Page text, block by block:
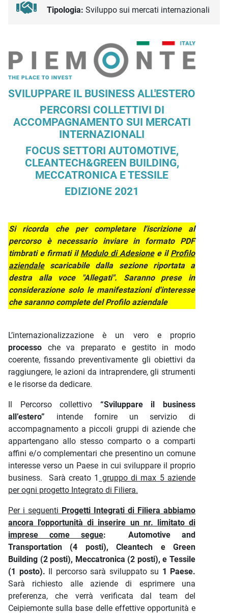
Tipologia: Sviluppo sui mercati internazionali
Descrizione iniziativa
SVILUPPARE IL BUSINESS ALL'ESTERO
PERCORSI COLLETTIVI DI
ACCOMPAGNAMENTO SUI MERCATI
INTERNAZIONALI
FOCUS SETTORI AUTOMOTIVE,
CLEANTECH&GREEN BUILDING,
MECCATRONICA E TESSILE
EDIZIONE 2021
Si ricorda che per completare l'iscrizione al
percorso è necessario inviare in formato PDF
timbrati e firmati ilModulo di Adesionee ilProfilo
aziendalescaricabile dalla sezione riportata a
destra alla voce "Allegati". Saranno prese in
considerazione solo le manifestazioni d'interesse
che saranno complete del Profilo aziendale
L’internazionalizzazione è un vero e proprio
processo che va preparato e gestito in modo
coerente, fissando preventivamente gli obiettivi da
raggiungere, le azioni da intraprendere, gli strumenti
e le risorse da dedicare.
Il Percorso collettivo “Sviluppare il business
all’estero” intende fornire un servizio di
accompagnamento a piccoli gruppi di aziende che
appartengano allo stesso comparto o a comparti
affini e/o complementari che presentino un comune
interesse verso un Paese in cui sviluppare il proprio
business.
Sarà creato 1 gruppo di max 5 aziende
per ogni progetto Integrato di Filiera.
Per i seguenti Progetti Integrati di Filiera abbiamo
ancora l'opportunità di inserire un nr. limitato di
imprese come segue: Automotive and
Transportation (4 posti), Cleantech e Green
Building (2 posti), Meccatronica (2 posti), e Tessile
(1 posto).
Il percorso sarà sviluppato su 1 Paese.
Sarà richiesto alle aziende di esprimere una
preferenza, che verrà verificata dal team del
Ceipiemonte sulla base delle effettive opportunità e